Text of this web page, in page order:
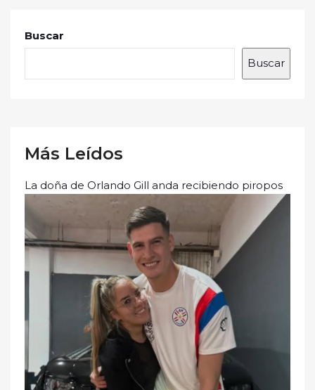
Buscar
Buscar
Más Leídos
La doña de Orlando Gill anda recibiendo piropos